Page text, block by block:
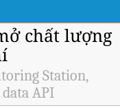
chất lượng
Station,
API